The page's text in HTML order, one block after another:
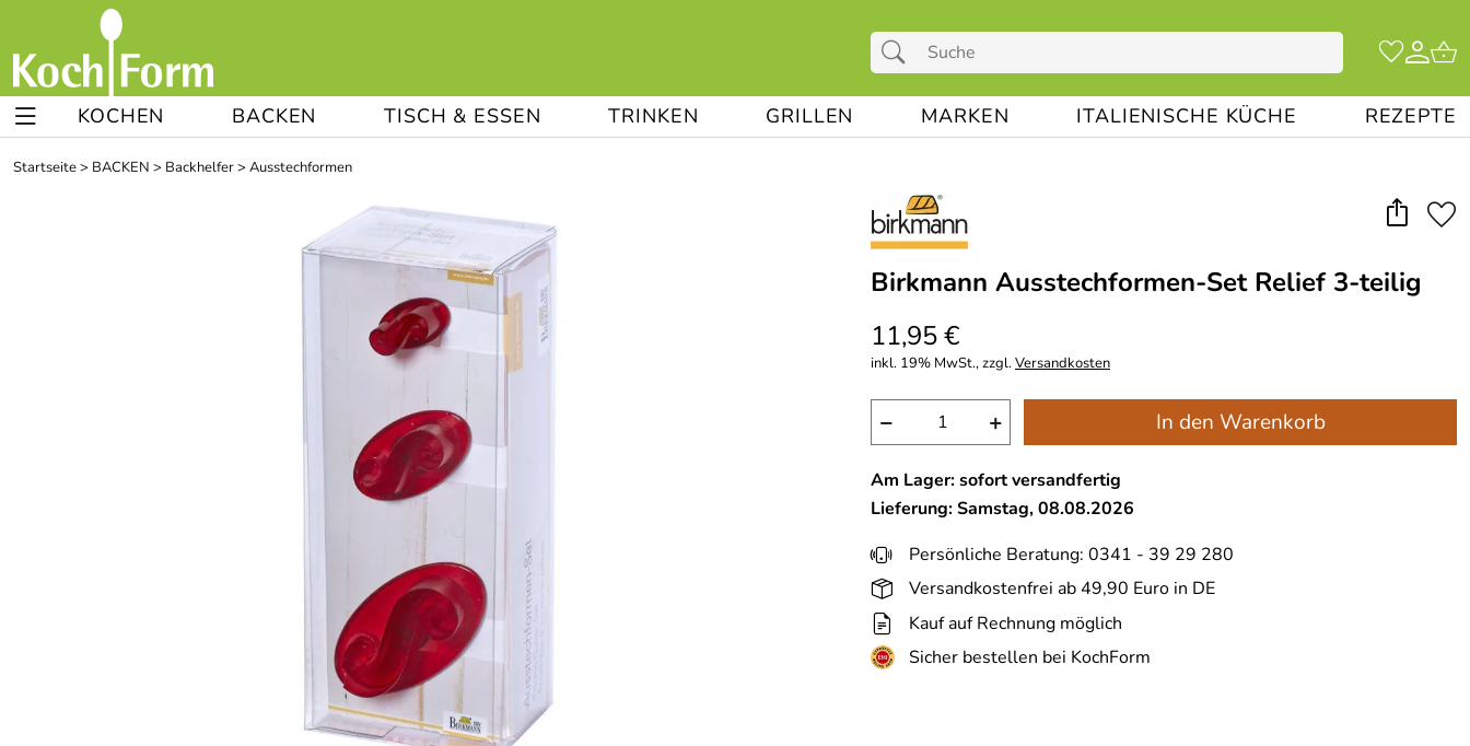
KOCHEN BACKEN TISCH & ESSEN TRINKEN GRILLEN MARKEN ITALIENISCHE KÜCHE REZEPTE
Startseite> BACKEN > Backhelfer> Ausstechformen
Birkmann Ausstechformen-Set Relief 3-teilig
11,95 €
inkl. 19% MwSt., zzgl.Versandkosten
− + In den Warenkorb
Am Lager: sofort versandfertig
Lieferung: Samstag, 08.08.2026
Persönliche Beratung: 0341 - 39 29 280
Versandkostenfrei ab 49,90 Euro in DE
Kauf auf Rechnung möglich
Sicher bestellen bei KochForm